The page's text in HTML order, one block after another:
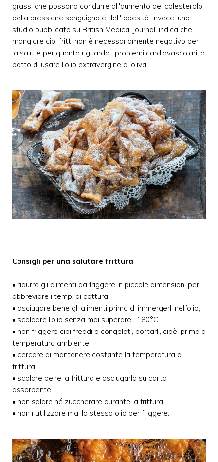
grassi che possono condurre all'aumento del colesterolo,
della pressione sanguigna e dell' obesità. Invece, uno
studio pubblicato su British Medical Journal, indica che
mangiare cibi fritti non è necessariamente negativo per
la salute per quanto riguarda i problemi cardiovascolari, a
patto di usare l'olio extravergine di oliva.
Consigli per una salutare frittura
• ridurre gli alimenti da friggere in piccole dimensioni per
abbreviare i tempi di cottura;
• asciugare bene gli alimenti prima di immergerli nell’olio;
• scaldare l’olio senza mai superare i 180°C;
• non friggere cibi freddi o congelati, portarli, cioè, prima a
temperatura ambiente;
• cercare di mantenere costante la temperatura di
frittura;
• scolare bene la frittura e asciugarla su carta
assorbente
• non salare né zuccherare durante la frittura
• non riutilizzare mai lo stesso olio per friggere.